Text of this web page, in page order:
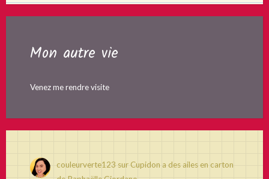
Mon autre vie
Venez me rendre visite
couleurverte123 sur Cupidon a des ailes en carton